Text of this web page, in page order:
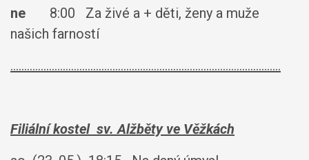
ne
8:00 Za živé a + děti, ženy a muže
našich farností
..................................................................................................
Filiální kostel sv. Alžběty ve Věžkách